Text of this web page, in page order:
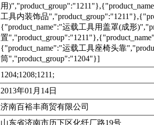
用
工具内装饰品
{"product_name":"运载工具用盖罩(成形
置
{"product_name":"运载工具座椅头靠
筒","product_group":"1204"}]
1204;1208;1211;
2013年01月14日
济南百裕丰商贸有限公司
山东省济南市历下区化纤厂路19号